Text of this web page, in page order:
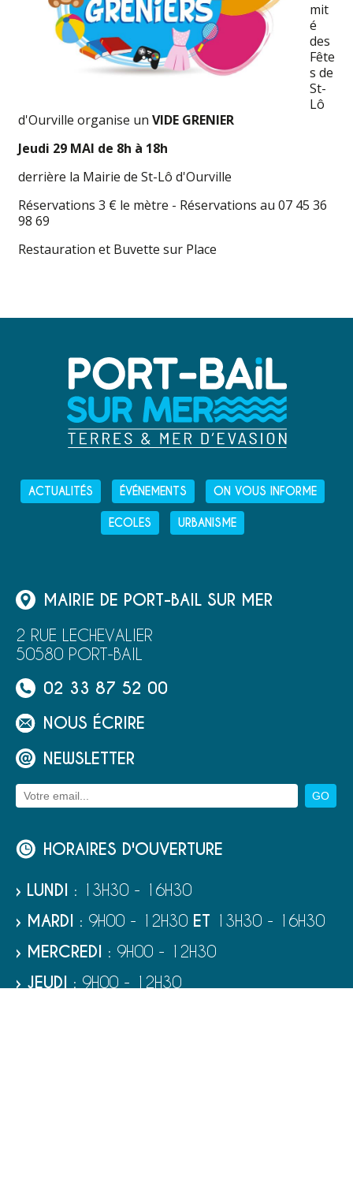
mit
é
des
Fête
s de
St-
Lô
d'Ourville organise un VIDE GRENIER
Jeudi 29 MAI de 8h à 18h
derrière la Mairie de St-Lô d'Ourville
Réservations 3 € le mètre - Réservations au 07 45 36
98 69
Restauration et Buvette sur Place
ACTUALITÉS ÉVÉNEMENTS ON VOUS INFORME
ECOLES URBANISME
MAIRIE DE PORT-BAIL SUR MER
2 RUE LECHEVALIER
50580 PORT-BAIL
02 33 87 52 00
NOUS ÉCRIRE
NEWSLETTER
HORAIRES D'OUVERTURE
› LUNDI : 13H30 - 16H30
› MARDI : 9H00 - 12H30 ET 13H30 - 16H30
› MERCREDI : 9H00 - 12H30
› JEUDI : 9H00 - 12H30